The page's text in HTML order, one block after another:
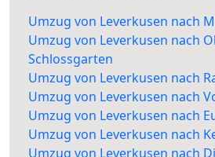
Umzug von Leverkusen nach
Umzug von Leverkusen nach
Schlossgarten
Umzug von Leverkusen nach
Umzug von Leverkusen nach
Umzug von Leverkusen nach
Umzug von Leverkusen nach
Umzug von Leverkusen nach